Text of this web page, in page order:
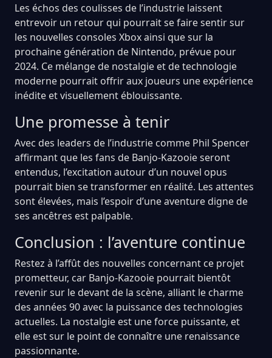
Les échos des coulisses de l’industrie laissent
entrevoir un retour qui pourrait se faire sentir sur
les nouvelles consoles Xbox ainsi que sur la
prochaine génération de Nintendo, prévue pour
2024. Ce mélange de nostalgie et de technologie
moderne pourrait offrir aux joueurs une expérience
inédite et visuellement éblouissante.
Une promesse à tenir
Avec des leaders de l’industrie comme Phil Spencer
affirmant que les fans de Banjo-Kazooie seront
entendus, l’excitation autour d’un nouvel opus
pourrait bien se transformer en réalité. Les attentes
sont élevées, mais l’espoir d’une aventure digne de
ses ancêtres est palpable.
Conclusion : l’aventure continue
Restez à l’affût des nouvelles concernant ce projet
prometteur, car Banjo-Kazooie pourrait bientôt
revenir sur le devant de la scène, alliant le charme
des années 90 avec la puissance des technologies
actuelles. La nostalgie est une force puissante, et
elle est sur le point de connaître une renaissance
passionnante.